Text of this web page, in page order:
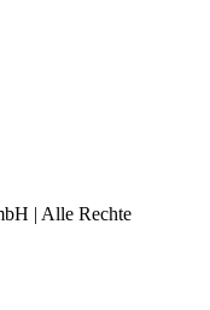
| Alle Rechte